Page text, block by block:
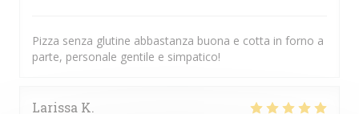
Pizza senza glutine abbastanza buona e cotta in forno a
parte, personale gentile e simpatico!
Larissa K